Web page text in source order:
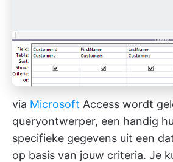
via Microsoft Access wordt
queryontwerper, een handig
specifieke gegevens uit een
op basis van jouw criteria. Je